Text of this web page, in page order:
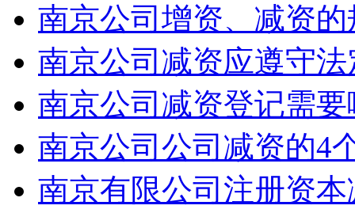
南京公司增资、减资的
南京公司减资应遵守
南京公司减资登记需
南京公司公司减资的4
南京有限公司注册资